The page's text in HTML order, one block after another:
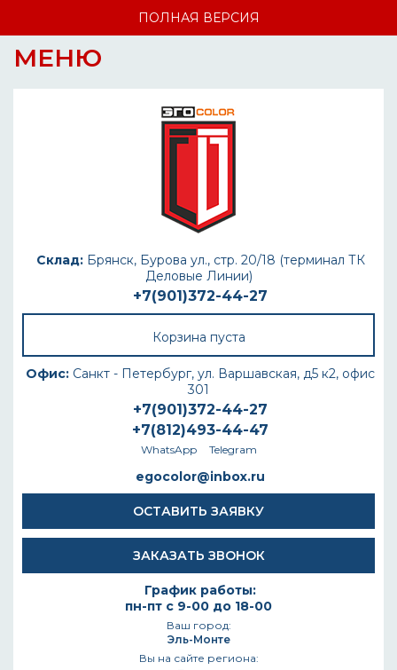
ПОЛНАЯ ВЕРСИЯ
МЕНЮ
Склад:Брянск, Бурова ул., стр. 20/18 (терминал ТК
Деловые Линии)
+7(901)372-44-27
Корзина пуста
Офис: Санкт - Петербург, ул. Варшавская, д5 к2, офис
301
+7(901)372-44-27
+7(812)493-44-47
WhatsApp Telegram
egocolor@inbox.ru
ОСТАВИТЬ ЗАЯВКУ
ЗАКАЗАТЬ ЗВОНОК
График работы:
пн-пт с 9-00 до 18-00
Ваш город:
Эль-Монте
Вы на сайте региона: